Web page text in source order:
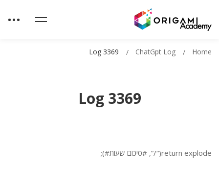
Log 3369
Home
ChatGpt Log
Log 3369
return explode(“/”, #סיכום שעות#);